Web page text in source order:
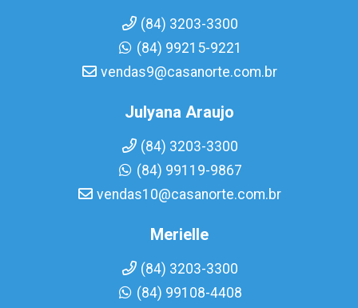
(84) 3203-3300
(84) 99215-9221
vendas9@casanorte.com.br
Julyana Araujo
(84) 3203-3300
(84) 99119-9867
vendas10@casanorte.com.br
Merielle
(84) 3203-3300
(84) 99108-4408